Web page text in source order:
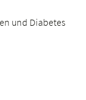
und Diabetes